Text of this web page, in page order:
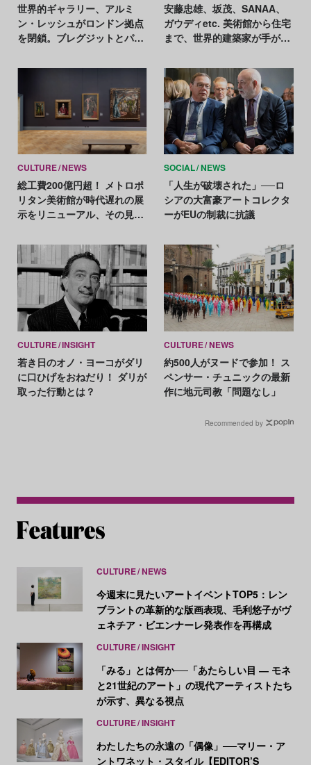
世界的ギャラリー、アルミ
ン・レッシュがロンドン拠点
を閉鎖。ブレグジットとパン
安藤忠雄、坂茂、SANAA、
ガウディetc. 美術館から住宅
まで、世界的建築家が手がけ
CULTURE NEWS
総工費200億円超！ メトロポ
リタン美術館が時代遅れの展
示をリニューアル、その見ど
SOCIAL NEWS
「人生が破壊された」──ロ
シアの大富豪アートコレクタ
ーがEUの制裁に抗議
CULTURE INSIGHT
若き日のオノ・ヨーコがダリ
に口ひげをおねだり！ ダリが
取った行動とは？
CULTURE NEWS
約500人がヌードで参加！ ス
ペンサー・チュニックの最新
作に地元司教「問題なし」
Recommended by
CULTURE NEWS
今週末に見たいアートイベントTOP5：レン
ブラントの革新的な版画表現、毛利悠子がヴ
ェネチア・ビエンナーレ発表作を再構成
CULTURE INSIGHT
「みる」とは何か──「あたらしい目 ― モネ
と21世紀のアート」の現代アーティストたち
が示す、異なる視点
CULTURE INSIGHT
わたしたちの永遠の「偶像」──マリー・ア
ントワネット・スタイル【EDITOR’S